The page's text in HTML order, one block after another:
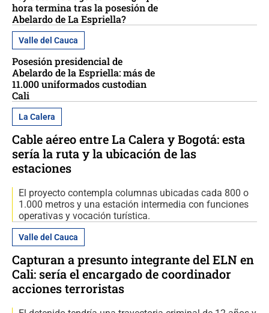
hora termina tras la posesión de
Abelardo de La Espriella?
Valle del Cauca
Posesión presidencial de
Abelardo de la Espriella: más de
11.000 uniformados custodian
Cali
La Calera
Cable aéreo entre La Calera y Bogotá: esta
sería la ruta y la ubicación de las
estaciones
El proyecto contempla columnas ubicadas cada 800 o
1.000 metros y una estación intermedia con funciones
operativas y vocación turística.
Valle del Cauca
Capturan a presunto integrante del ELN en
Cali: sería el encargado de coordinador
acciones terroristas